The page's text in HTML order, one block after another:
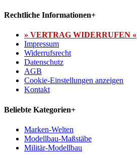
Rechtliche Informationen+
» VERTRAG WIDERRUFEN «
Impressum
Widerrufsrecht
Datenschutz
AGB
Cookie-Einstellungen anzeigen
Kontakt
Beliebte Kategorien+
Marken-Welten
Modellbau-Maßstäbe
Militär-Modellbau